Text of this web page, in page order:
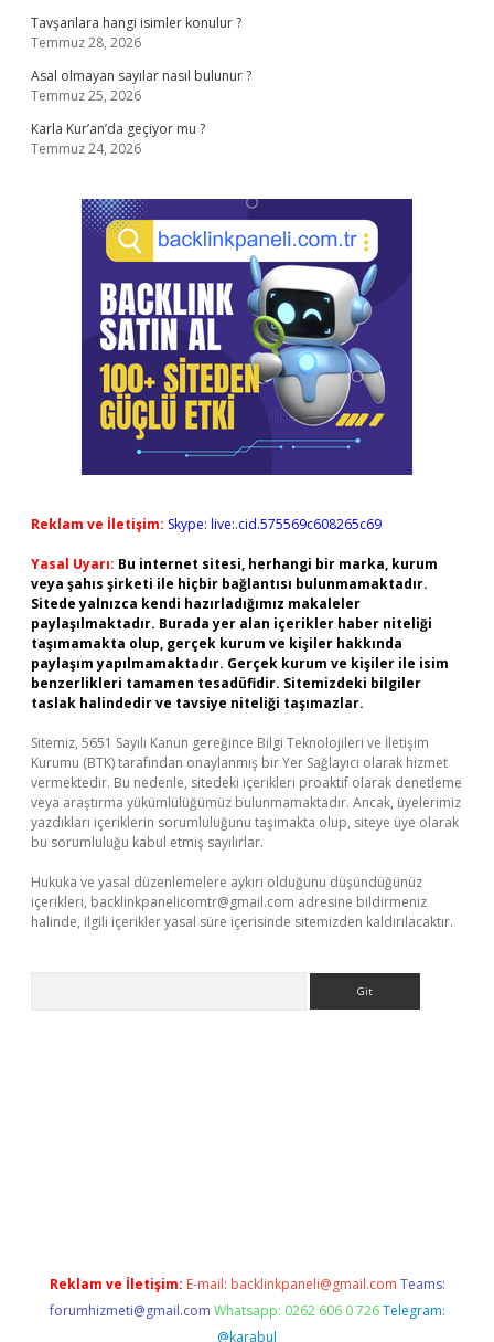
Tavşanlara hangi isimler konulur ?
Temmuz 28, 2026
Asal olmayan sayılar nasıl bulunur ?
Temmuz 25, 2026
Karla Kur’an’da geçiyor mu ?
Temmuz 24, 2026
Reklam ve İletişim: Skype: live:.cid.575569c608265c69
Yasal Uyarı: Bu internet sitesi, herhangi bir marka, kurum
veya şahıs şirketi ile hiçbir bağlantısı bulunmamaktadır.
Sitede yalnızca kendi hazırladığımız makaleler
paylaşılmaktadır. Burada yer alan içerikler haber niteliği
taşımamakta olup, gerçek kurum ve kişiler hakkında
paylaşım yapılmamaktadır. Gerçek kurum ve kişiler ile isim
benzerlikleri tamamen tesadüfidir. Sitemizdeki bilgiler
taslak halindedir ve tavsiye niteliği taşımazlar.
Sitemiz, 5651 Sayılı Kanun gereğince Bilgi Teknolojileri ve İletişim
Kurumu (BTK) tarafından onaylanmış bir Yer Sağlayıcı olarak hizmet
vermektedir. Bu nedenle, sitedeki içerikleri proaktif olarak denetleme
veya araştırma yükümlülüğümüz bulunmamaktadır. Ancak, üyelerimiz
yazdıkları içeriklerin sorumluluğunu taşımakta olup, siteye üye olarak
bu sorumluluğu kabul etmiş sayılırlar.
Hukuka ve yasal düzenlemelere aykırı olduğunu düşündüğünüz
içerikleri, backlinkpanelicomtr@gmail.com adresine bildirmeniz
halinde, ilgili içerikler yasal süre içerisinde sitemizden kaldırılacaktır.
Reklam ve İletişim: E-mail: backlinkpaneli@gmail.com Teams:
forumhizmeti@gmail.com Whatsapp: 0262 606 0 726 Telegram:
@karabul